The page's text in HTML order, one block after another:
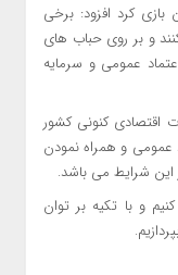
بازی کرد افزود: برخی
و بر روی حباب های
عمومی و سرمایه
اقتصادی کنونی کشور
و همراه نمودن
شرایط می باشد.
و با تکیه بر توان